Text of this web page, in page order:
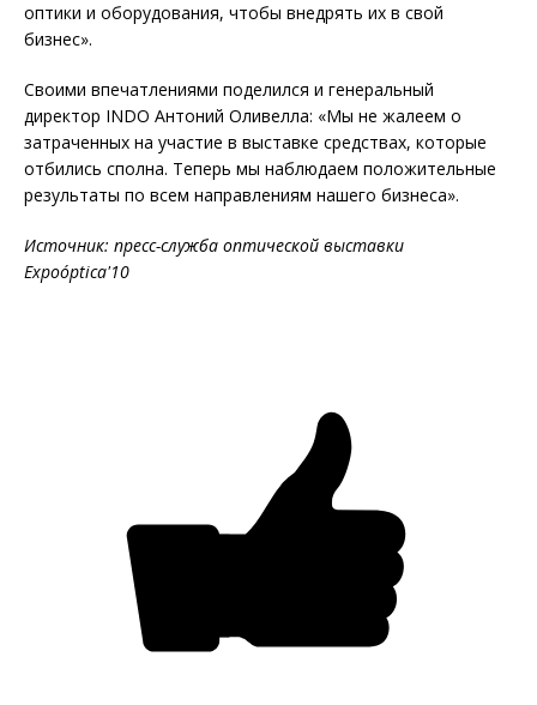
оптики и оборудования, чтобы внедрять их в свой
бизнес».
Своими впечатлениями поделился и генеральный
директор INDO Антоний Оливелла: «Мы не жалеем о
затраченных на участие в выставке средствах, которые
отбились сполна. Теперь мы наблюдаем положительные
результаты по всем направлениям нашего бизнеса».
Источник: пресс-служба оптической выставки
Expoóptica'10